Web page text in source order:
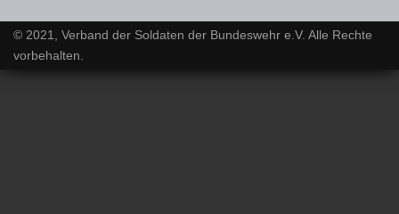
© 2021, Verband der Soldaten der Bundeswehr e.V. Alle Rechte
vorbehalten.